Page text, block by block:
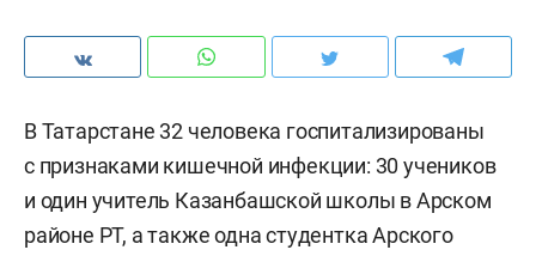
В Татарстане 32 человека госпитализированы
с признаками кишечной инфекции: 30 учеников
и один учитель Казанбашской школы в Арском
районе РТ, а также одна студентка Арского